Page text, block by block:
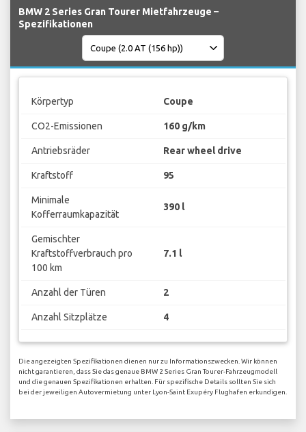
BMW 2 Series Gran Tourer Mietfahrzeuge –
Spezifikationen
Körpertyp Coupe
CO2-Emissionen 160 g/km
Antriebsräder Rear wheel drive
Kraftstoff 95
Minimale
Kofferraumkapazität
390 l
Gemischter
Kraftstoffverbrauch pro
100 km
7.1 l
Anzahl der Türen 2
Anzahl Sitzplätze 4
Die angezeigten Spezifikationen dienen nur zu Informationszwecken. Wir können
nicht garantieren, dass Sie das genaue BMW 2 Series Gran Tourer-Fahrzeugmodell
und die genauen Spezifikationen erhalten. Für spezifische Details sollten Sie sich
bei der jeweiligen Autovermietung unter Lyon-Saint Exupéry Flughafen erkundigen.